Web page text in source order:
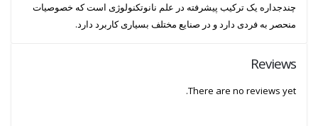
چندجداره یک ترکیب پیشرفته در علم نانوتکنولوژی است که خصوصیات
منحصر به فردی دارد و در صنایع مختلف بسیاری کاربرد دارد.
Reviews
There are no reviews yet.